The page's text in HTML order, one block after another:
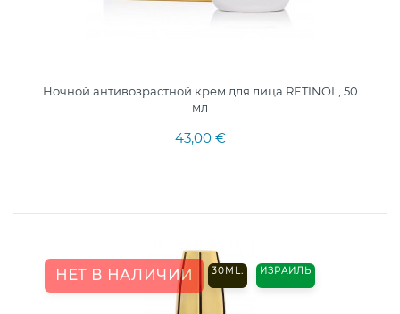
Ночной антивозрастной крем для лица RETINOL, 50
мл
43,00 €
НЕТ В НАЛИЧИИ 30ML. ИЗРАИЛЬ